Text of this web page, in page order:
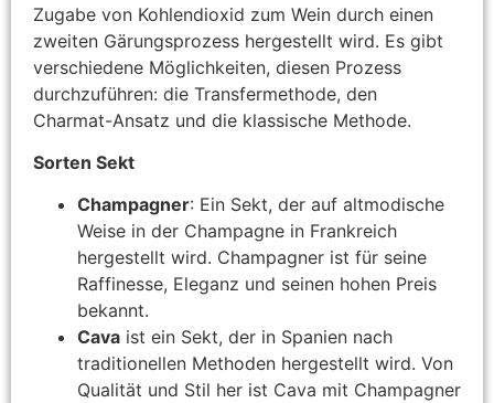
Zugabe von Kohlendioxid zum Wein durch einen
zweiten Gärungsprozess hergestellt wird. Es gibt
verschiedene Möglichkeiten, diesen Prozess
durchzuführen: die Transfermethode, den
Charmat-Ansatz und die klassische Methode.
Sorten Sekt
Champagner: Ein Sekt, der auf altmodische
Weise in der Champagne in Frankreich
hergestellt wird. Champagner ist für seine
Raffinesse, Eleganz und seinen hohen Preis
bekannt.
Cava ist ein Sekt, der in Spanien nach
traditionellen Methoden hergestellt wird. Von
Qualität und Stil her ist Cava mit Champagner